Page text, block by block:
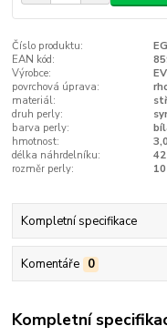
Číslo produktu:
EAN kód:
Výrobce:
povrchová úprava:
materiál:
druh perly:
barva perly:
hmotnost:
délka náhrdelníku:
rozměr perly:
Kompletní specifikace
Komentáře 0
Kompletní